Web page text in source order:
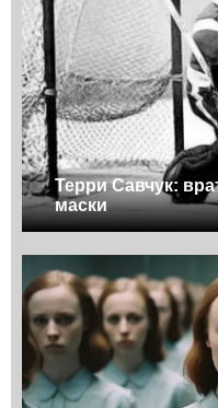
Терри Савчук:
маски